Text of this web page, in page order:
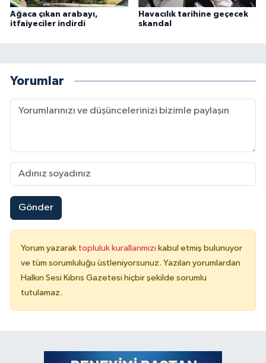
Ağaca çıkan arabayı,
itfaiyeciler indirdi
Havacılık tarihine geçecek
skandal
Yorumlar
Gönder
Yorum yazarak topluluk kurallarımızı kabul etmiş bulunuyor
ve tüm sorumluluğu üstleniyorsunuz. Yazılan yorumlardan
Halkın Sesi Kıbrıs Gazetesi hiçbir şekilde sorumlu
tutulamaz.